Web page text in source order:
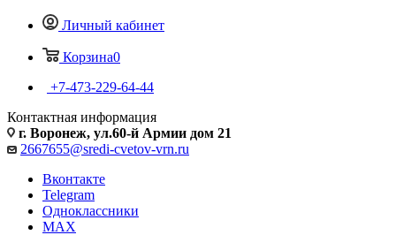
Личный кабинет
Корзина0
+7-473-229-64-44
Контактная информация
г. Воронеж, ул.60-й Армии дом 21
2667655@sredi-cvetov-vrn.ru
Вконтакте
Telegram
Одноклассники
MAX